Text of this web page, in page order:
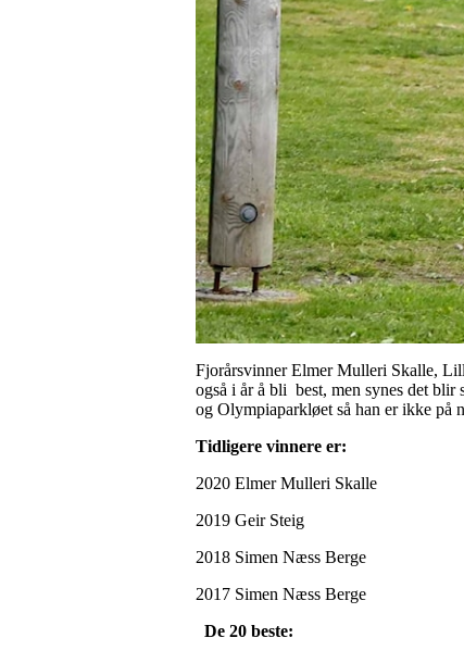
Fjorårsvinner Elmer Mulleri Skalle,
også i år å bli best, men synes det
og Olympiaparkløet så han er ikke på
Tidligere vinnere er:
2020 Elmer Mulleri Skalle
2019 Geir Steig
2018 Simen Næss Berge
2017 Simen Næss Berge
De 20 beste: